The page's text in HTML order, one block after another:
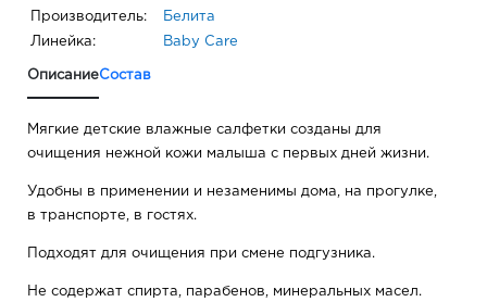
Производитель: Белита
Линейка: Baby Care
ОписаниеСостав
Мягкие детские влажные салфетки созданы для
очищения нежной кожи малыша с первых дней жизни.
Удобны в применении и незаменимы дома, на прогулке,
в транспорте, в гостях.
Подходят для очищения при смене подгузника.
Не содержат спирта, парабенов, минеральных масел.